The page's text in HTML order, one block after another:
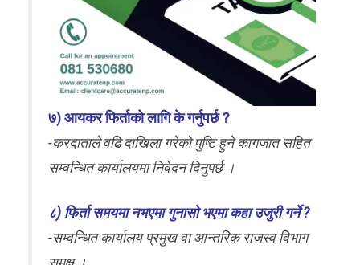
७) आयकर फिर्ताको लागि के गर्नुपर्छ ?
-करदाताले वढि दाखिला गरेको पुष्टि हुने कागजात सहित
सम्वन्धित कार्यालयमा निवेदन दिनुपर्छ ।
८) फिर्ता समयमा नभएमा गुनासो भएमा कहा उजुरी गर्ने ?
-सम्वन्धित कार्यालय प्रमुख वा आन्तरिक राजस्व विभाग